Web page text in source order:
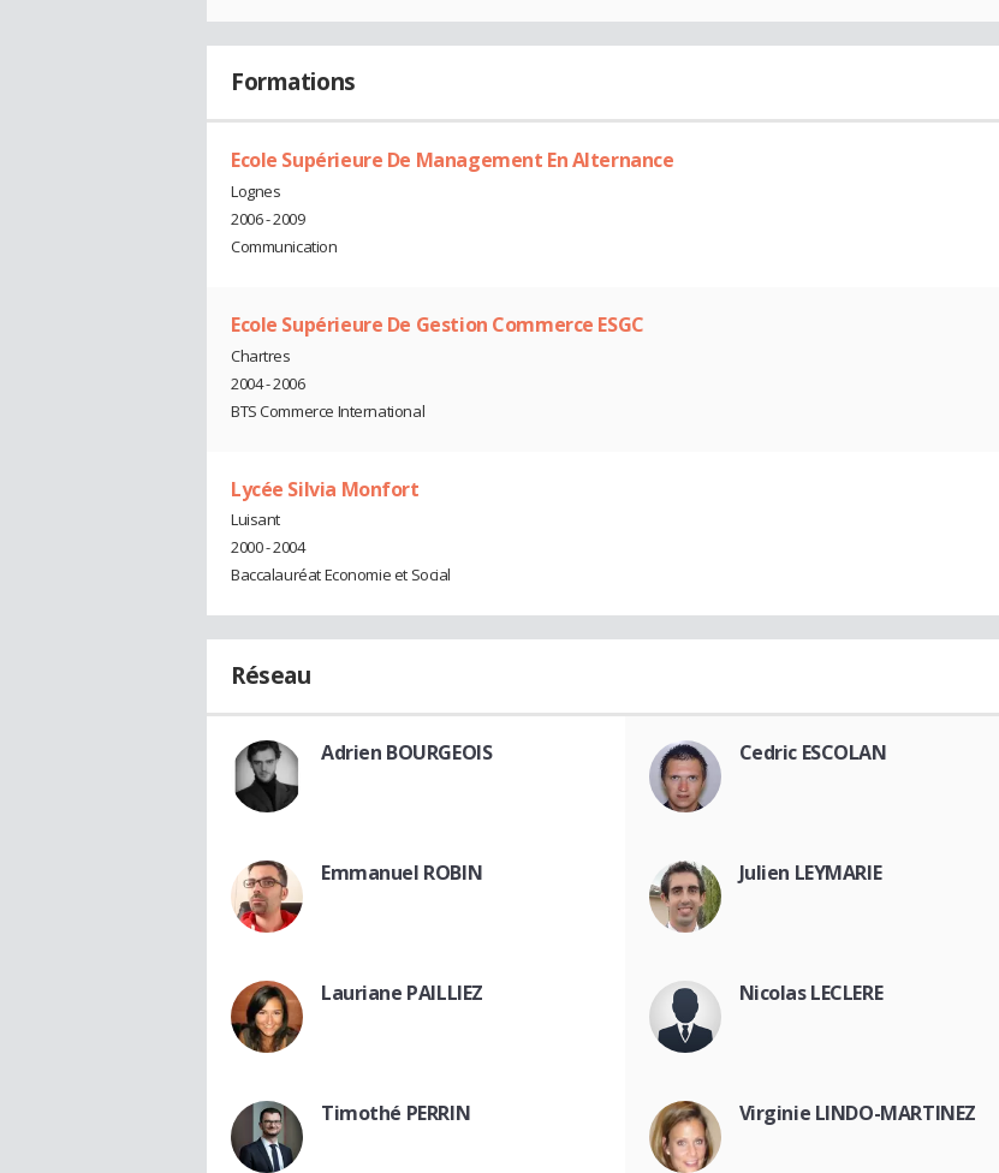
Formations
Ecole Supérieure De Management En Alternance
Lognes
2006 - 2009
Communication
Ecole Supérieure De Gestion Commerce ESGC
Chartres
2004 - 2006
BTS Commerce International
Lycée Silvia Monfort
Luisant
2000 - 2004
Baccalauréat Economie et Social
Réseau
Adrien BOURGEOIS Cedric ESCOLAN
Emmanuel ROBIN Julien LEYMARIE
Lauriane PAILLIEZ Nicolas LECLERE
Timothé PERRIN Virginie LINDO-MARTINEZ